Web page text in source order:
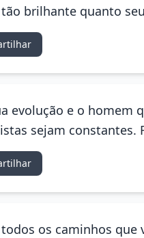
brilhante quanto
evolução e o homem
sejam constantes.
os caminhos